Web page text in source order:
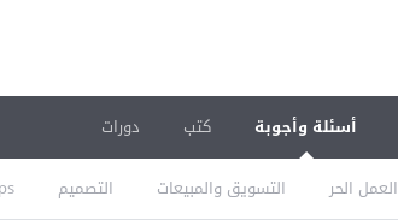
أسئلة وأجوبة
العمل الحر التسويق والمبيعات التصميم
كتب دورات